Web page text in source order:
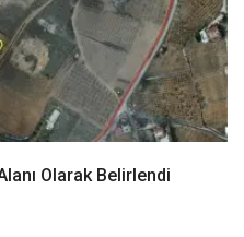
Olarak Belirlendi